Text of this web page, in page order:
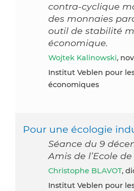
contra-cyclique
des monnaies
outil de stabilité
économique.
Wojtek Kalinowski,
Institut Veblen pour
économiques
Pour une écologie
Séance du 9
Amis de l’Ecole de
Christophe BLAVOT,
Institut Veblen pour